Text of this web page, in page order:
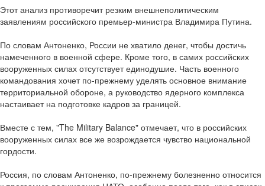
Этот анализ противоречит резким внешнеполитическим
заявлениям российского премьер-министра Владимира Путина.
По словам Антоненко, России не хватило денег, чтобы достичь
намеченного в военной сфере. Кроме того, в самих российских
вооруженных силах отсутствует единодушие. Часть военного
командования хочет по-прежнему уделять основное внимание
территориальной обороне, а руководство ядерного комплекса
настаивает на подготовке кадров за границей.
Вместе с тем, "The Military Balance" отмечает, что в российских
вооруженных силах все же возрождается чувство национальной
гордости.
Россия, по словам Антоненко, по-прежнему болезненно относится